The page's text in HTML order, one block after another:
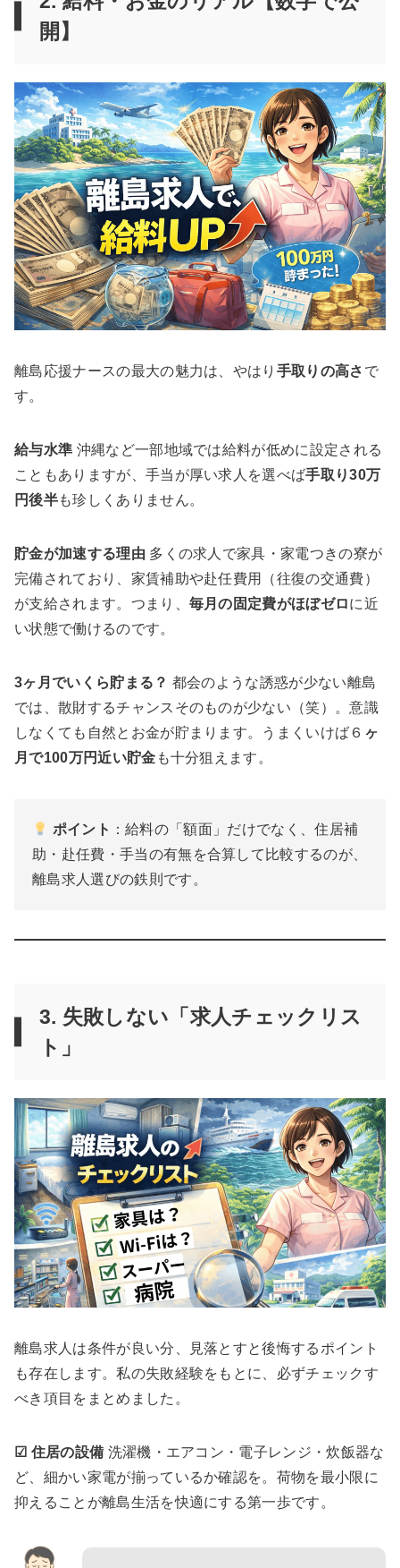
開】
離島応援ナースの最大の魅力は、やはり 手取りの高さ で
す。
給与水準 沖縄など一部地域では給料が低めに設定される
こともありますが、手当が厚い求人を選べば手取り30万
円後半も珍しくありません。
貯金が加速する理由 多くの求人で家具・家電つきの寮が
完備されており、家賃補助や赴任費用（往復の交通費）
が支給されます。つまり、 毎月の固定費がほぼゼロに近
い状態で働けるのです。
3ヶ月でいくら貯まる？ 都会のような誘惑が少ない離島
では、散財するチャンスそのものが少ない（笑）。意識
しなくても自然とお金が貯まります。うまくいけば６ ヶ
月で100万円近い貯金 も十分狙えます。
ポイント ：給料の「額面」だけでなく、住居補
助・赴任費・手当の有無を合算して比較するのが、
離島求人選びの鉄則です。
3. 失敗しない「求人チェックリス
ト」
離島求人は条件が良い分、見落とすと後悔するポイント
も存在します。私の失敗経験をもとに、必ずチェックす
べき項目をまとめました。
☑ 住居の設備 洗濯機・エアコン・電子レンジ・炊飯器な
ど、細かい家電が揃っているか確認を。荷物を最小限に
抑えることが離島生活を快適にする第一歩です。